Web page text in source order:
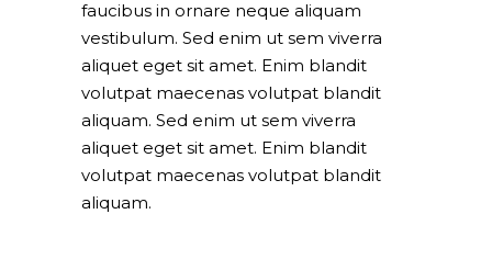
faucibus in ornare neque aliquam
vestibulum. Sed enim ut sem viverra
aliquet eget sit amet. Enim blandit
volutpat maecenas volutpat blandit
aliquam. Sed enim ut sem viverra
aliquet eget sit amet. Enim blandit
volutpat maecenas volutpat blandit
aliquam.